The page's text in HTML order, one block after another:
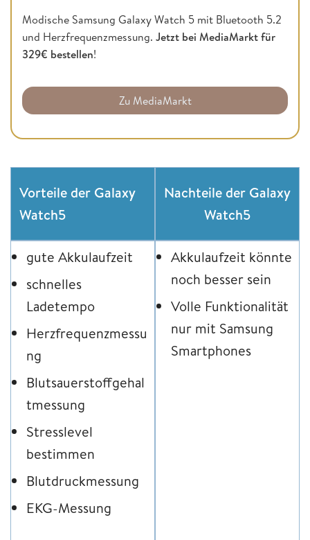
Modische Samsung Galaxy Watch 5 mit Bluetooth 5.2
und Herzfrequenzmessung. Jetzt bei MediaMarkt für
329€ bestellen!
Zu MediaMarkt
Vorteile der Galaxy
Watch5
Nachteile der Galaxy
Watch5
gute Akkulaufzeit
schnelles
Ladetempo
Herzfrequenzmessu
ng
Blutsauerstoffgehal
tmessung
Stresslevel
bestimmen
Blutdruckmessung
EKG-Messung
Akkulaufzeit könnte
noch besser sein
Volle Funktionalität
nur mit Samsung
Smartphones